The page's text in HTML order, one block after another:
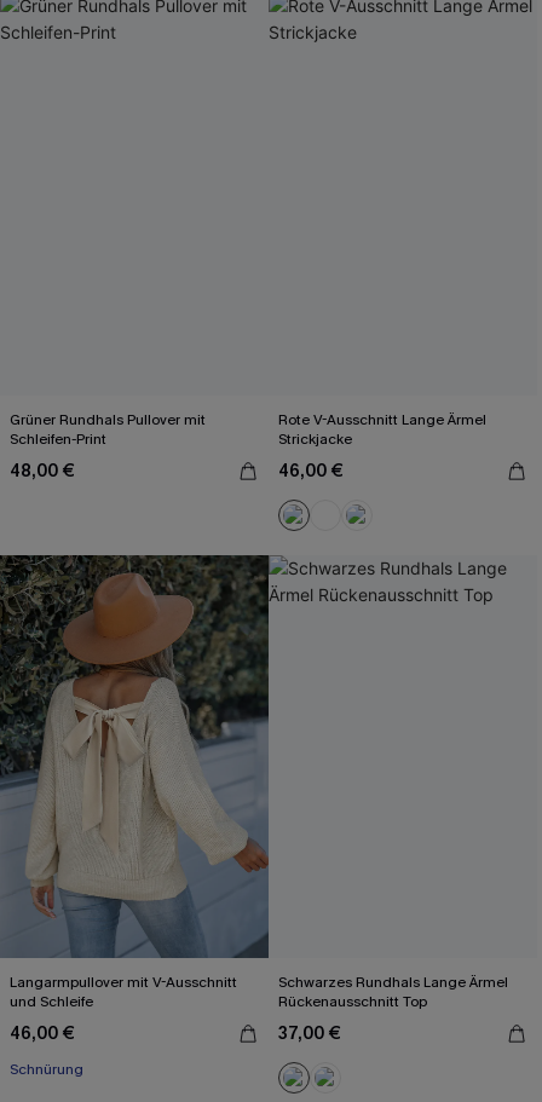
Grüner Rundhals Pullover mit
Schleifen-Print
48,00 €
Rote V-Ausschnitt Lange Ärmel
Strickjacke
46,00 €
Langarmpullover mit V-Ausschnitt
und Schleife
46,00 €
Schnürung
Schwarzes Rundhals Lange Ärmel
Rückenausschnitt Top
37,00 €